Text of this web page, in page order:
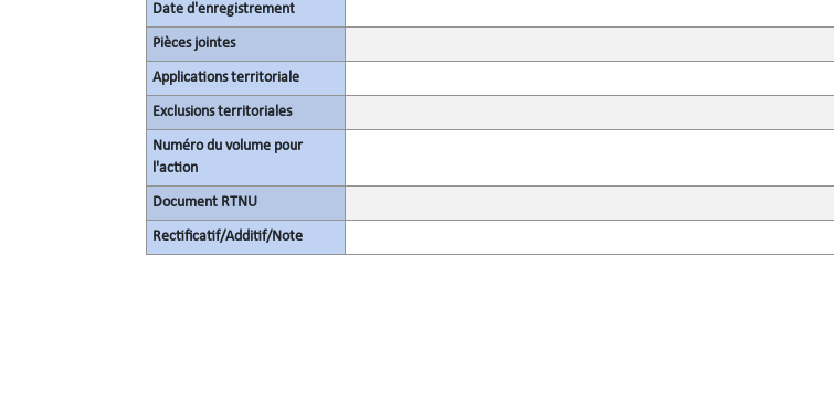
Date d'enregistrement
Pièces jointes
Applications territoriale
Exclusions territoriales
Numéro du volume pour
l'action
Document RTNU
Rectificatif/Additif/Note